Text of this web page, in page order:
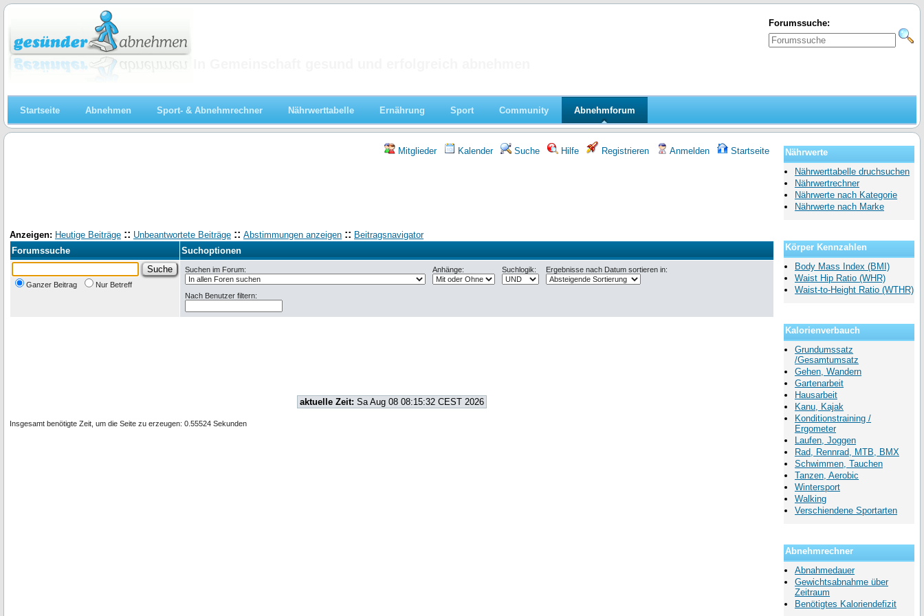
Forumssuche:
Startseite Abnehmen Sport- & Abnehmrechner Nährwerttabelle Ernährung Sport Community Abnehmforum
Mitglieder Kalender Suche Hilfe Registrieren Anmelden Startseite
Anzeigen: Heutige Beiträge :: Unbeantwortete Beiträge :: Abstimmungen anzeigen :: Beitragsnavigator
Forumssuche
Suchoptionen
Ganzer Beitrag Nur Betreff
Suchen im Forum: Anhänge: Suchlogik: Ergebnisse nach Datum sortieren in:
Nach Benutzer filtern:
aktuelle Zeit: Sa Aug 08 08:15:32 CEST 2026
Insgesamt benötigte Zeit, um die Seite zu erzeugen: 0.55524 Sekunden
Nährwerte
Nährwerttabelle druchsuchen
Nährwertrechner
Nährwerte nach Kategorie
Nährwerte nach Marke
Körper Kennzahlen
Body Mass Index (BMI)
Waist Hip Ratio (WHR)
Waist-to-Height Ratio (WTHR)
Kalorienverbauch
Grundumssatz
/Gesamtumsatz
Gehen, Wandern
Gartenarbeit
Hausarbeit
Kanu, Kajak
Konditionstraining /
Ergometer
Laufen, Joggen
Rad, Rennrad, MTB, BMX
Schwimmen, Tauchen
Tanzen, Aerobic
Wintersport
Walking
Verschiendene Sportarten
Abnehmrechner
Abnahmedauer
Gewichtsabnahme über
Zeitraum
Benötigtes Kaloriendefizit